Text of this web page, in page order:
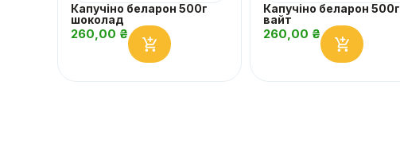
Капучіно беларон 500г
шоколад
260,00 ₴
Капучіно беларон 500г
вайт
260,00 ₴